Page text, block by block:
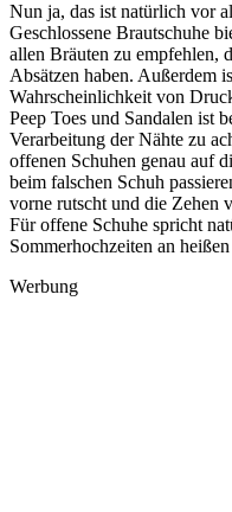
Nun ja, das ist natürlich vor
Geschlossene Brautschuhe
allen Bräuten zu empfehlen,
Absätzen haben. Außerdem
Wahrscheinlichkeit von
Peep Toes und Sandalen ist
Verarbeitung der Nähte zu
offenen Schuhen genau auf
beim falschen Schuh
vorne rutscht und die Zehen
Für offene Schuhe spricht
Sommerhochzeiten an
Werbung